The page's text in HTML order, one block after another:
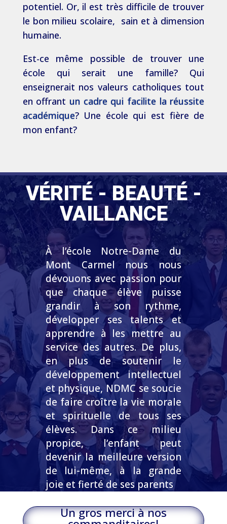
potentiel. Or, il est très difficile de trouver
le bon milieu scolaire, sain et à dimension
humaine.
Est-ce même possible de trouver une
école qui serait une famille? Qui
enseignerait nos valeurs catholiques tout
en offrant un cadre qui facilite la réussite
académique? Une école qui est fière de
mon enfant?
VÉRITÉ - BEAUTÉ -
VAILLANCE
À l’école Notre-Dame du
Mont Carmel nous nous
dévouons avec passion pour
que chaque élève puisse
grandir à son rythme,
développer ses talents et
apprendre à les mettre au
service des autres. De plus,
en plus de soutenir le
développement intellectuel
et physique, NDMC se soucie
de faire croître la vie morale
et spirituelle de tous ses
élèves. Dans ce milieu
propice, l’enfant peut
devenir la meilleure version
de lui-même, à la grande
joie et fierté de ses parents
Un gros merci à nos